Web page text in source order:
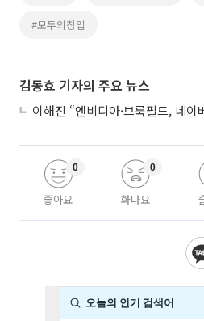
#모두의창업
김동효 기자의 주요 뉴스
이해진 “엔비디아·브룩필드, 네이
좋아요
0
화나요
0